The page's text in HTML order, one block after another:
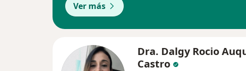
Ver más
Dra. Dalgy Rocio
Castro